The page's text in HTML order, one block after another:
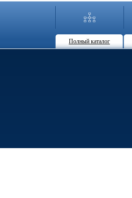
Полный каталог